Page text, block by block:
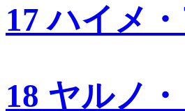
17 ハイメ
18 ヤルノ